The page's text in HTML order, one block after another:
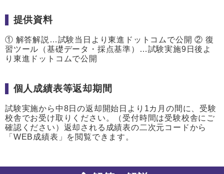
提供資料
① 解答解説…試験当日より東進ドットコムで公開 ② 復
習ツール（基礎データ・採点基準）…試験実施9日後よ
り東進ドットコムで公開
個人成績表等返却期間
試験実施から中8日の返却開始日より1カ月の間に、受験
校舎でお受け取りください。（受付時間は受験校舎にご
確認ください）返却される成績表の二次元コードから
「WEB成績表」を閲覧できます。